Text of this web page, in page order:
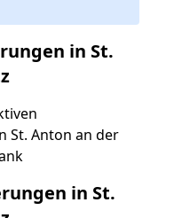
in St.
St. Anton an der
in St.